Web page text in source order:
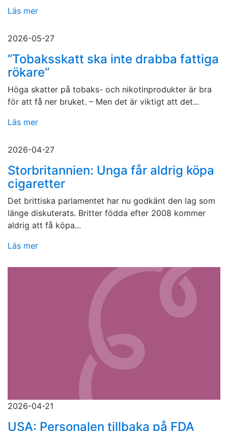
Läs mer
2026-05-27
”Tobaksskatt ska inte drabba fattiga
rökare”
Höga skatter på tobaks- och nikotinprodukter är bra
för att få ner bruket. – Men det är viktigt att det...
Läs mer
2026-04-27
Storbritannien: Unga får aldrig köpa
cigaretter
Det brittiska parlamentet har nu godkänt den lag som
länge diskuterats. Britter födda efter 2008 kommer
aldrig att få köpa...
Läs mer
2026-04-21
USA: Personalen tillbaka på FDA